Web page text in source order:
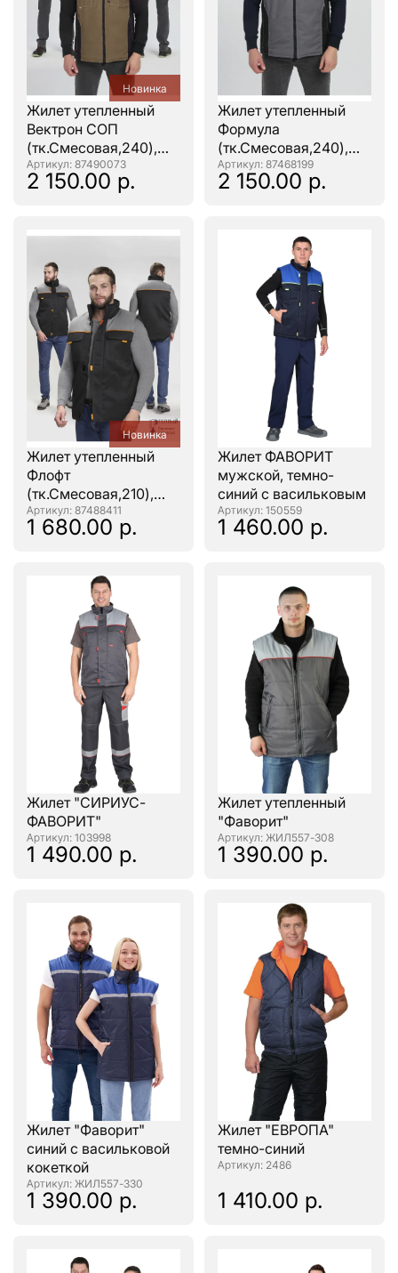
Новинка
Жилет утепленный
Вектрон СОП
(тк.Смесовая,240),
бежевый/черный/
т.серый
: 87490073
2 150.00 р.
Жилет утепленный
Формула
(тк.Смесовая,240),
серый/черный/
красный
: 87468199
2 150.00 р.
Новинка
Жилет утепленный
Флофт
(тк.Смесовая,210),
черный/серый
: 87488411
1 680.00 р.
Жилет ФАВОРИТ
мужской, темно-
синий с васильковым
: 150559
1 460.00 р.
Жилет "СИРИУС-
ФАВОРИТ"
: 103998
1 490.00 р.
Жилет утепленный
"Фаворит"
: ЖИЛ557-308
1 390.00 р.
Жилет "Фаворит"
синий с васильковой
кокеткой
: ЖИЛ557-330
1 390.00 р.
Жилет "ЕВРОПА"
темно-синий
: 2486
1 410.00 р.